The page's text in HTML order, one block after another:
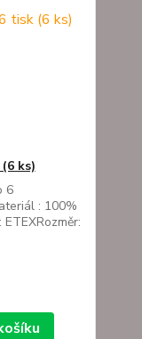
ks)
6
: 100%